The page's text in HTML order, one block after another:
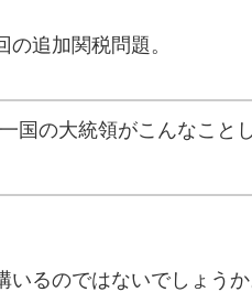
追加関税問題。
国の大統領がこんなこと
いるのではないでしょう